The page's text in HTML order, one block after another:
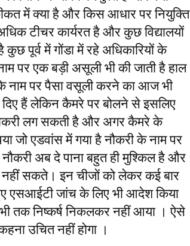
में क्या है और किस आधार पर नियुक्ति
टीचर कार्यरत है और कुछ विद्यालयों
पूर्व में गोंडा में रहे अधिकारियों के
पर एक बड़ी असूली भी की जाती है हाल
के नाम पर पैसा वसूली करने का आज भी
हैं लेकिन कैमरे पर बोलने से इसलिए
लग सकती है और अगर कैमरे के
जो एडवांस में गया है नौकरी के नाम पर
नौकरी अब दे पाना बहुत ही मुश्किल है और
नहीं सकते। इन चीजों को लेकर कई बार
एसआईटी जांच के लिए भी आदेश किया
तक निष्कर्ष निकलकर नहीं आया । ऐसे
उचित नहीं होगा ।